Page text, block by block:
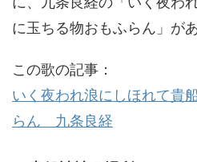
に玉ちる物おもふらん」があ
この歌の記事：
いく夜われ浪にしほれて貴
らん 九条良経